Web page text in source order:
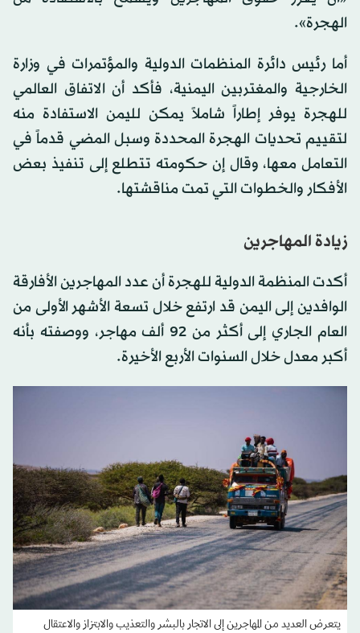
الهجرة».
أما رئيس دائرة المنظمات الدولية والمؤتمرات في وزارة
الخارجية والمغتربين اليمنية، فأكد أن الاتفاق العالمي
للهجرة يوفر إطاراً شاملاً يمكن لليمن الاستفادة منه
لتقييم تحديات الهجرة المحددة وسبل المضي قدماً في
التعامل معها، وقال إن حكومته تتطلع إلى تنفيذ بعض
الأفكار والخطوات التي تمت مناقشتها.
زيادة المهاجرين
أكدت المنظمة الدولية للهجرة أن عدد المهاجرين الأفارقة
الوافدين إلى اليمن قد ارتفع خلال تسعة الأشهر الأولى من
العام الجاري إلى أكثر من 92 ألف مهاجر، ووصفته بأنه
أكبر معدل خلال السنوات الأربع الأخيرة.
يتعرض العديد من المهاجرين إلى الاتجار بالبشر والتعذيب والابتزاز والاعتقال